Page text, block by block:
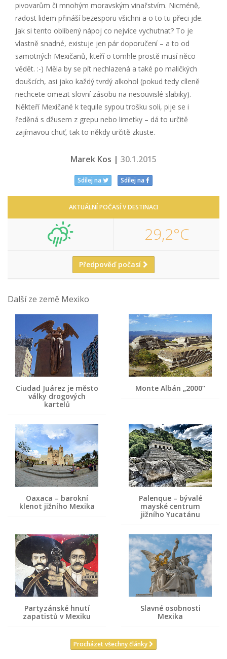
pivovarům či mnohým moravským vinařstvím. Nicméně,
radost lidem přináší bezesporu všichni a o to tu přeci jde.
Jak si tento oblíbený nápoj co nejvíce vychutnat? To je
vlastně snadné, existuje jen pár doporučení – a to od
samotných Mexičanů, kteří o tomhle prostě musí něco
vědět. :-) Měla by se pít nechlazená a také po maličkých
doušcích, asi jako každý tvrdý alkohol (pokud tedy cíleně
nechcete omezit slovní zásobu na nesouvislé slabiky).
Někteří Mexičané k tequile sypou trošku soli, pije se i
ředěná s džusem z grepu nebo limetky – dá to určitě
zajímavou chuť, tak to někdy určitě zkuste.
Marek Kos | 30.1.2015
Sdílej na Sdílej na
AKTUÁLNÍ POČASÍ V DESTINACI
29,2°C
Předpověď počasí
Další ze země Mexiko
Ciudad Juárez je město
války drogových
kartelů
Monte Albán „2000“
Oaxaca – barokní
klenot jižního Mexika
Palenque – bývalé
mayské centrum
jižního Yucatánu
Partyzánské hnutí
zapatistů v Mexiku
Slavné osobnosti
Mexika
Procházet všechny články